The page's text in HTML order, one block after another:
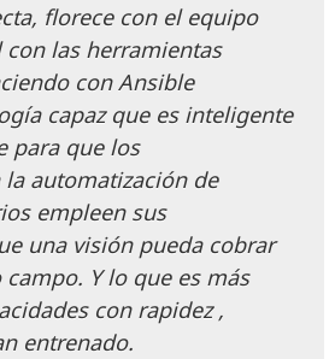
florece con el equipo
las herramientas
con Ansible
capaz que es inteligente
para que los
automatización de
empleen sus
una visión pueda cobrar
Y lo que es más
con rapidez ,
entrenado.